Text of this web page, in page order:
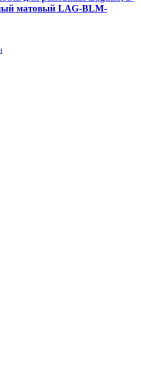
матовый LAG-BLM-